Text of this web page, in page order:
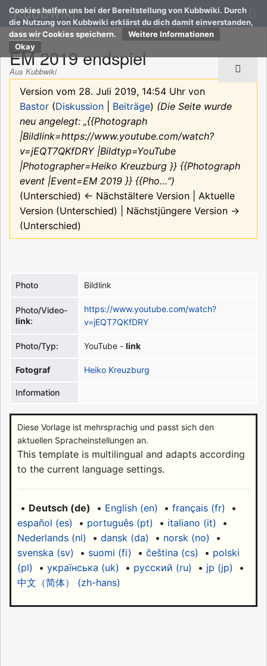
Cookies helfen uns bei der Bereitstellung von Kubbwiki. Durch
die Nutzung von Kubbwiki erklärst du dich damit einverstanden,
dass wir Cookies speichern.
Weitere Informationen
Kubbwiki
EM 2019 endspiel
Aus Kubbwiki
Version vom 28. Juli 2019, 14:54 Uhr von
Bastor (Diskussion Beiträge) (Die Seite wurde
neu angelegt: „{{Photograph
|Bildlink=https://www.youtube.com/watch?
v=jEQT7QKfDRY |Bildtyp=YouTube
|Photographer=Heiko Kreuzburg }} {{Photograph
event |Event=EM 2019 }} {{Pho…“)
(Unterschied) ← Nächstältere Version | Aktuelle
Version (Unterschied) | Nächstjüngere Version →
(Unterschied)
Photo Bildlink
Photo/Video-
link:
https://www.youtube.com/watch?
v=jEQT7QKfDRY
Photo/Typ: YouTube -link
Fotograf Heiko Kreuzburg
Information
Diese Vorlage ist mehrsprachig und passt sich den
aktuellen Spracheinstellungen an.
This template is multilingual and adapts according
to the current language settings.
• Deutsch (de) • English (en) • français (fr) •
español (es) • português (pt) • italiano (it) •
Nederlands (nl) • dansk (da) • norsk (no) •
svenska (sv) • suomi (fi) • čeština (cs) • polski
(pl) • українська (uk) • русский (ru) • jp (jp) •
中文（简体）‎ (zh-hans)